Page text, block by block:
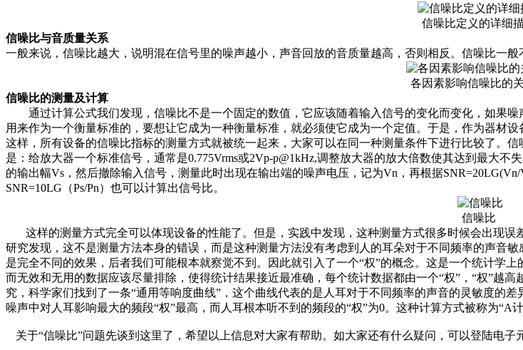
信噪比定义的详细
信噪比与音质量关系
一般来说，信噪比越大，说明混在信号里的噪声越小，声音回放的音质量越高，否则相反。信噪比一般
各因素影响信噪比的
信噪比的测量及计算
通过计算公式我们发现，信噪比不是一个固定的数值，它应该随着输入信号的变化而变化，如果
用来作为一个衡量标准的，要想让它成为一种衡量标准，就必须使它成为一个定值。于是，作为器材
这样，所有设备的信噪比指标的测量方式就被统一起来，大家可以在同一种测量条件下进行比较了。
是：给放大器一个标准信号，通常是0.775Vrms或2Vp-p@1kHz,调整放大器的放大倍数使其达到最大
的输出幅Vs，然后撤除输入信号，测量此时出现在输出端的噪声电压，记为Vn，再根据
SNR=10LG（Ps/Pn）也可以计算出信号比。
信噪比
这样的测量方式完全可以体现设备的性能了。但是，实践中发现，这种测量方式很多时候会出现
研究发现，这不是测量方法本身的错误，而是这种测量方法没有考虑到人的耳朵对于不同频率的声音
是完全不同的效果，后者我们可能根本就察觉不到。因此就引入了一个“权”的概念。这是一个统计学
而无效和无用的数据应该尽量排除，使得统计结果接近最准确，每个统计数据都由一个“权”，“权”越
究，科学家们找到了一条“通用等响度曲线”，这个曲线代表的是人耳对于不同频率的声音的灵敏度的
噪声中对人耳影响最大的频段“权”最高，而人耳根本听不到的频段的“权”为0。这种计算方式被称为“A
关于“信噪比”问题先谈到这里了，希望以上信息对大家有帮助。如大家还有什么疑问，可以登陆电子